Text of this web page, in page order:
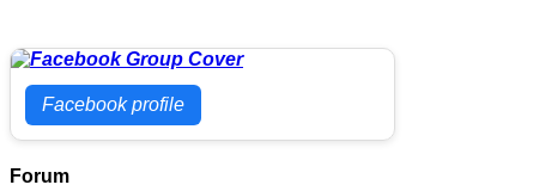
Facebook profile
Forum